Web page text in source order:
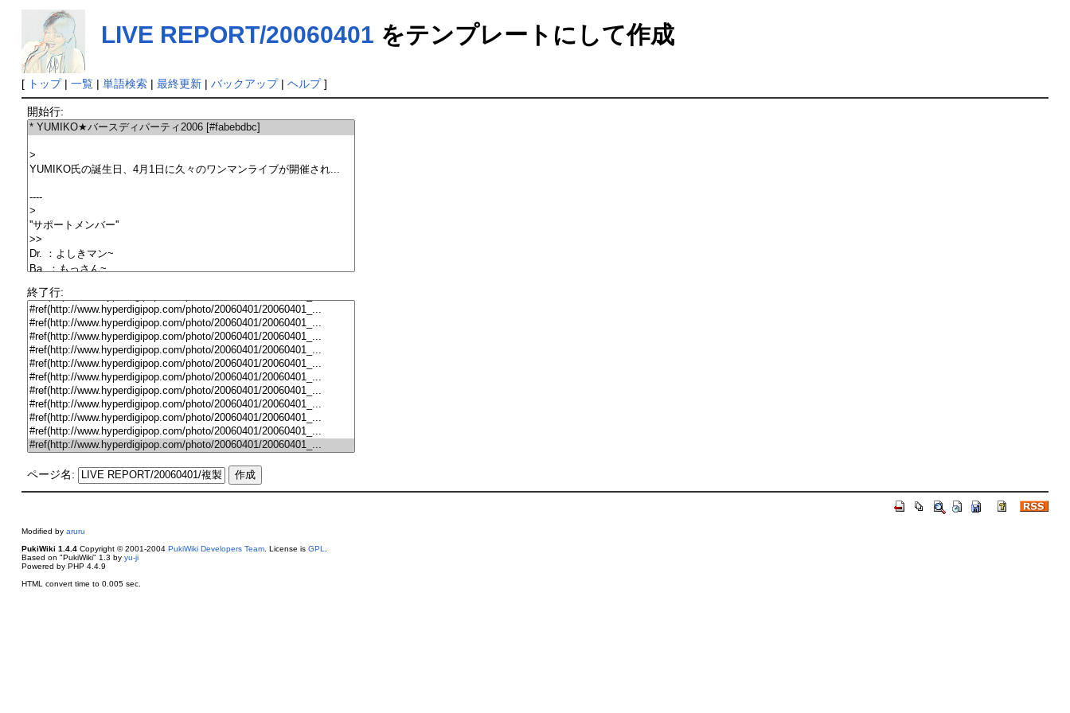
LIVE REPORT/20060401 をテンプレートにして作成
[ トップ| 一覧| 単語検索| 最終更新| バックアップ| ヘルプ]
開始行:
終了行:
ページ名:
Modified by aruru
PukiWiki 1.4.4Copyright © 2001-2004 PukiWiki Developers Team. License is GPL
Based on "PukiWiki" 1.3 by yu-ji
Powered by PHP 4.4.9
HTML convert time to 0.005 sec.